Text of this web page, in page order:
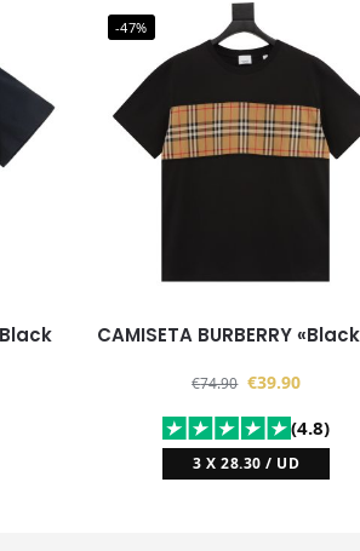
-47%
CAMISETA BURBERRY
€74.90 €39.90
(4.8)
3 X 28.30 / UD